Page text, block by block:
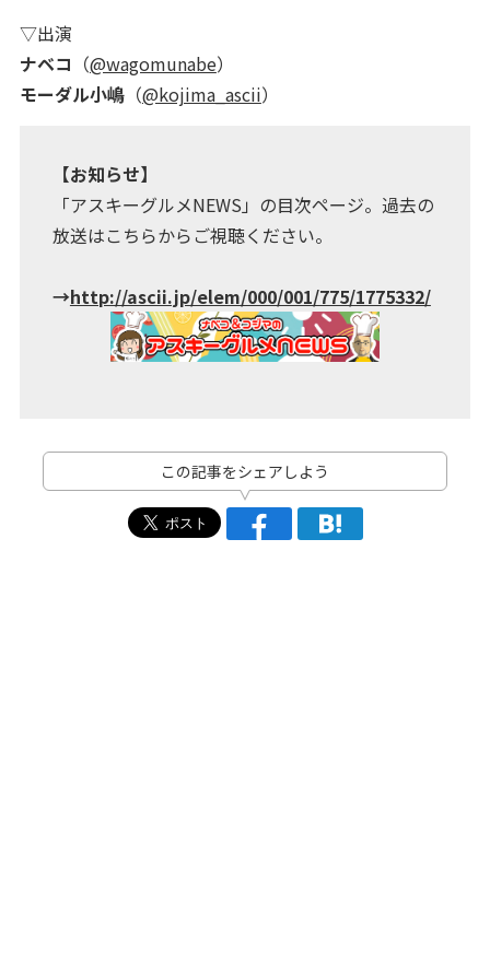
▽出演
ナベコ （@wagomunabe）
モーダル小嶋（@kojima_ascii）
【お知らせ】
「アスキーグルメNEWS」の目次ページ。過去の
放送はこちらからご視聴ください。
→http://ascii.jp/elem/000/001/775/1775332/
この記事をシェアしよう